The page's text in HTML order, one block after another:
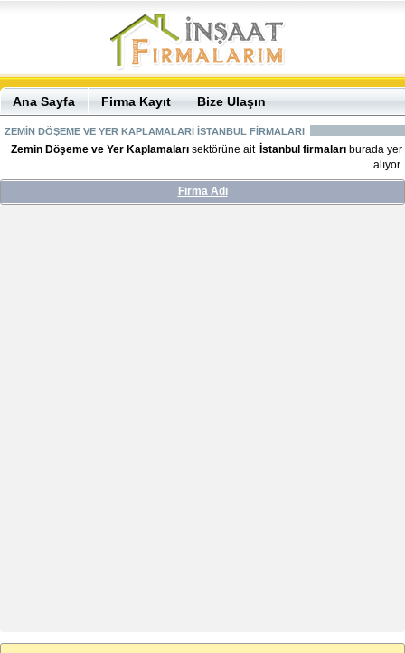
Ana Sayfa Firma Kayıt Bize Ulaşın
ZEMİN DÖŞEME VE YER KAPLAMALARI İSTANBUL FİRMALARI
Zemin Döşeme ve Yer Kaplamaları sektörüne ait İstanbul firmaları burada yer
alıyor.
Firma Adı